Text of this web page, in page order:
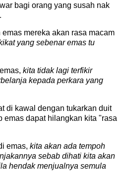
bagi orang yang susah nak
mereka akan rasa macam
yang sebenar emas tu
kita tidak lagi terfikir
kepada perkara yang
di kawal dengan tukarkan duit
emas dapat hilangkan kita "rasa
emas, kita akan ada tempoh
sebab dihati kita akan
hendak menjualnya semula